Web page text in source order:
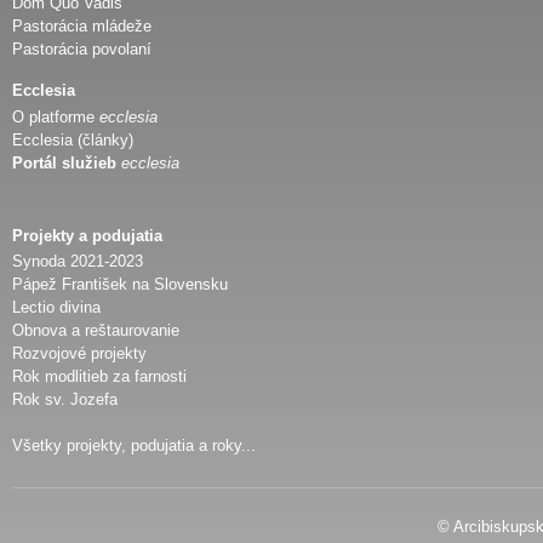
Pastorácia mládeže
Pastorácia povolaní
Ecclesia
O platforme ecclesia
Ecclesia (články)
Portál služieb ecclesia
Projekty a podujatia
Synoda 2021-2023
Pápež František na Slovensku
Lectio divina
Obnova a reštaurovanie
Rozvojové projekty
Rok modlitieb za farnosti
Rok sv. Jozefa
Všetky projekty, podujatia a roky...
©